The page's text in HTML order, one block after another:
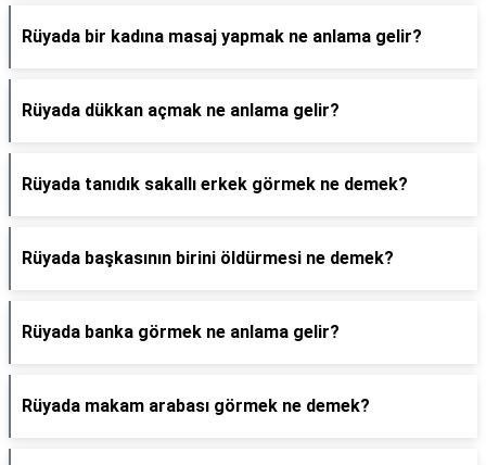
Rüyada bir kadına masaj yapmak ne anlama gelir?
Rüyada dükkan açmak ne anlama gelir?
Rüyada tanıdık sakallı erkek görmek ne demek?
Rüyada başkasının birini öldürmesi ne demek?
Rüyada banka görmek ne anlama gelir?
Rüyada makam arabası görmek ne demek?